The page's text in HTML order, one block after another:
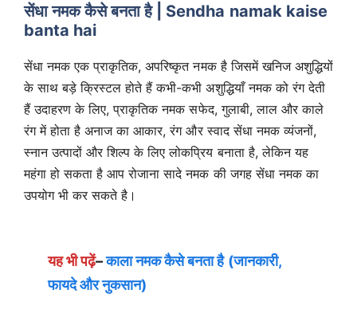
सेंधा नमक कैसे बनता है| Sendha namak kaise
banta hai
सेंधा नमक एक प्राकृतिक, अपरिष्कृत नमक है जिसमें खनिज अशुद्धियों
के साथ बड़े क्रिस्टल होते हैं कभी-कभी अशुद्धियाँ नमक को रंग देती
हैं उदाहरण के लिए, प्राकृतिक नमक सफेद, गुलाबी, लाल और काले
रंग में होता है अनाज का आकार, रंग और स्वाद सेंधा नमक व्यंजनों,
स्नान उत्पादों और शिल्प के लिए लोकप्रिय बनाता है, लेकिन यह
महंगा हो सकता है आप रोजाना सादे नमक की जगह सेंधा नमक का
उपयोग भी कर सकते है।
यह भी पढ़ें–काला नमक कैसे बनता है (जानकारी,
फायदे और नुकसान)